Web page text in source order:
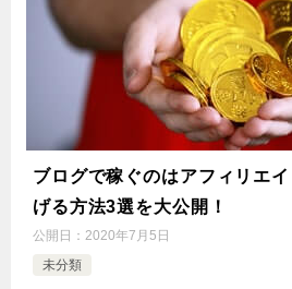
ブログで稼ぐのはアフィリエ
げる方法3選を大公開！
公開日： 2020年7月5日
未分類